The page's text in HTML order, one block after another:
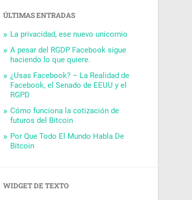
ÚLTIMAS ENTRADAS
La privacidad, ese nuevo unicornio
A pesar del RGDP Facebook sigue
haciendo lo que quiere.
¿Usas Facebook? – La Realidad de
Facebook, el Senado de EEUU y el
RGPD
Cómo funciona la cotización de
futuros del Bitcoin
Por Que Todo El Mundo Habla De
Bitcoin
WIDGET DE TEXTO